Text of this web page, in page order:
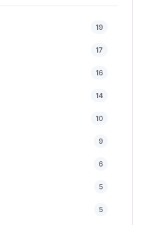
19
17
16
14
10
9
6
5
5